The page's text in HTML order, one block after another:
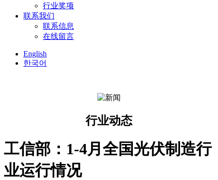
行业奖项
联系我们
联系信息
在线留言
English
한국어
行业动态
工信部：1-4月全国光伏制造行
业运行情况